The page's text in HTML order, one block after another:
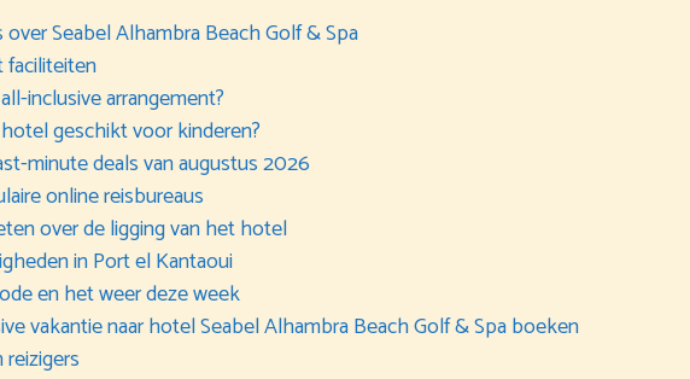
Seabel Alhambra Beach Golf & Spa
inclusive arrangement?
geschikt voor kinderen?
minute deals van augustus 2026
online reisbureaus
over de ligging van het hotel
in Port el Kantaoui
en het weer deze week
vakantie naar hotel Seabel Alhambra Beach Golf & Spa boeken
reizigers